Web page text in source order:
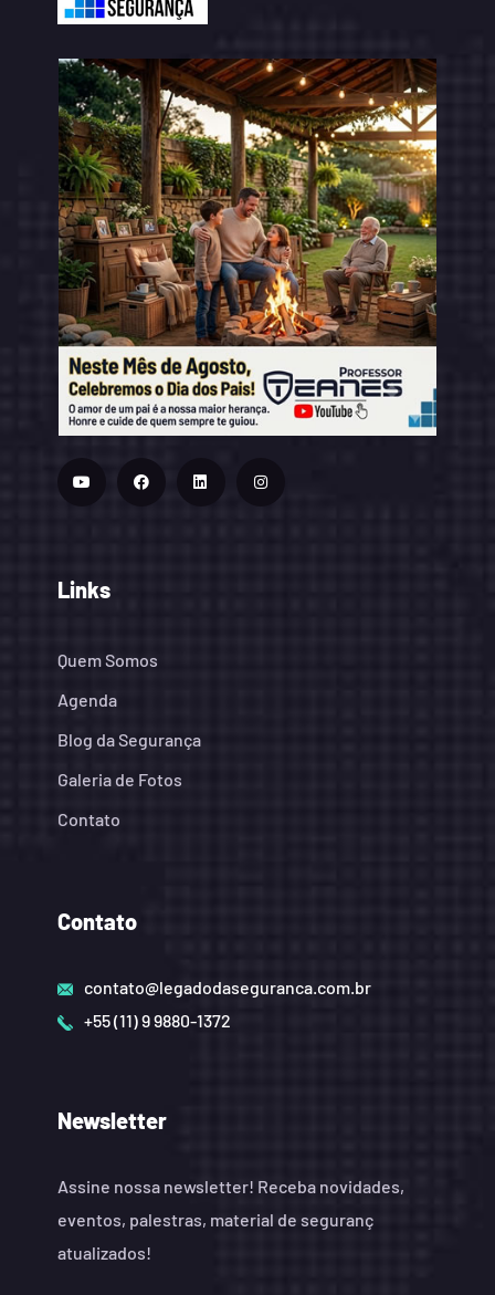
Links
Quem Somos
Agenda
Blog da Segurança
Galeria de Fotos
Contato
Contato
contato@legadodaseguranca.com.br
+55 (11) 9 9880-1372
Newsletter
Assine nossa newsletter! Receba novidades,
eventos, palestras, material de seguranç
atualizados!